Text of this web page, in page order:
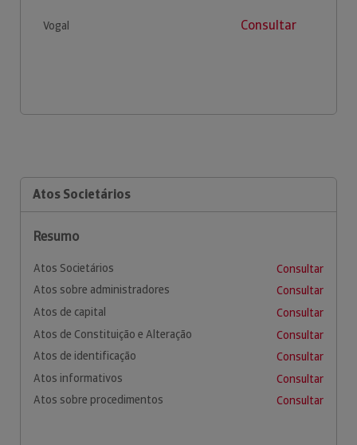
Vogal Consultar
Atos Societários
Resumo
Atos Societários
Consultar
Atos sobre administradores
Consultar
Atos de capital
Consultar
Atos de Constituição e Alteração
Consultar
Atos de identificação
Consultar
Atos informativos
Consultar
Atos sobre procedimentos
Consultar